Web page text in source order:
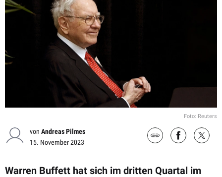
Foto: Reuters
von Andreas Pilmes
15. November 2023
Warren Buffett hat sich im dritten Quartal im